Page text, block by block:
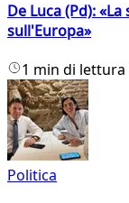
De Luca (Pd):
sull'Europa»
1 min di lettura
Politica